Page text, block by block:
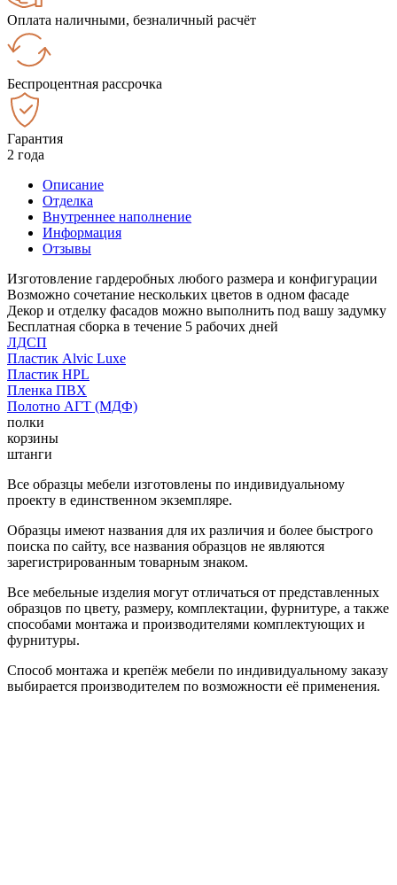
Оплата наличными, безналичный расчёт
Беспроцентная рассрочка
Гарантия
2 года
Описание
Отделка
Внутреннее наполнение
Информация
Отзывы
Изготовление гардеробных любого размера и конфигурации
Возможно сочетание нескольких цветов в одном фасаде
Декор и отделку фасадов можно выполнить под вашу задумку
Бесплатная сборка в течение 5 рабочих дней
ЛДСП
Пластик Alvic Luxe
Пластик HPL
Пленка ПВХ
Полотно АГТ (МДФ)
полки
корзины
штанги
Все образцы мебели изготовлены по индивидуальному
проекту в единственном экземпляре.
Образцы имеют названия для их различия и более быстрого
поиска по сайту, все названия образцов не являются
зарегистрированным товарным знаком.
Все мебельные изделия могут отличаться от представленных
образцов по цвету, размеру, комплектации, фурнитуре, а также
способами монтажа и производителями комплектующих и
фурнитуры.
Способ монтажа и крепёж мебели по индивидуальному заказу
выбирается производителем по возможности её применения.